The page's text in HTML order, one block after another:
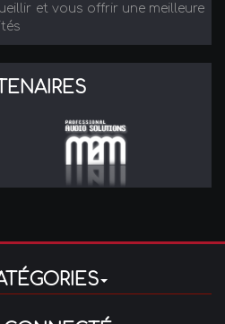
et vous offrir une meilleure